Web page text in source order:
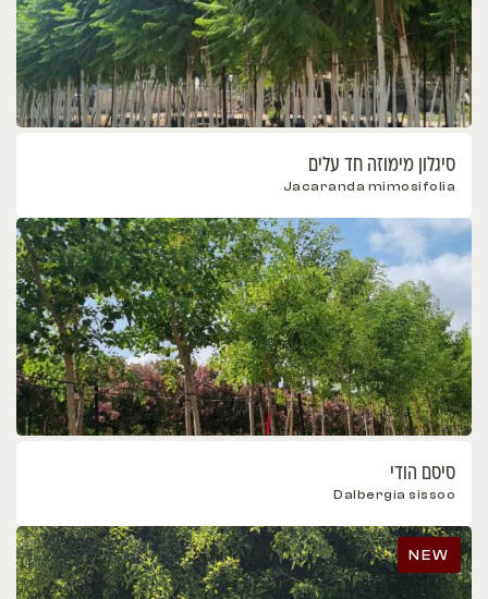
סיגלון מימוזה חד עלים
Jacaranda mimosifolia
סיסם הודי
Dalbergia sissoo
NEW